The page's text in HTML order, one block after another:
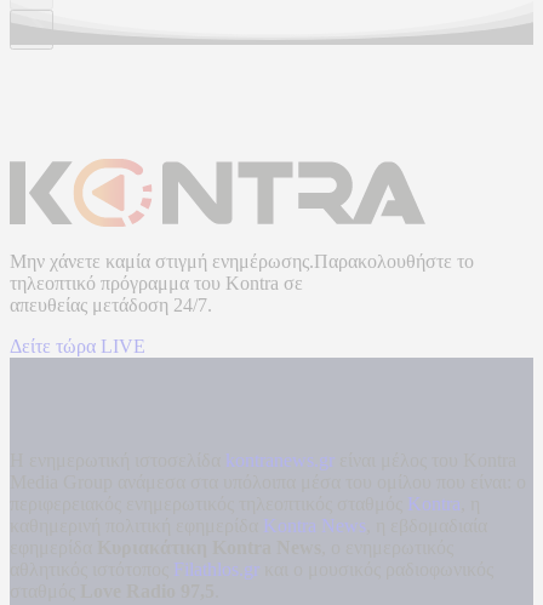
Μην χάνετε καμία στιγμή ενημέρωσης.Παρακολουθήστε το
τηλεοπτικό πρόγραμμα του Kontra σε
απευθείας μετάδοση 24/7.
Δείτε τώρα LIVE
kontranews.gr
Kontra
Kontra News
Filathlos.gr